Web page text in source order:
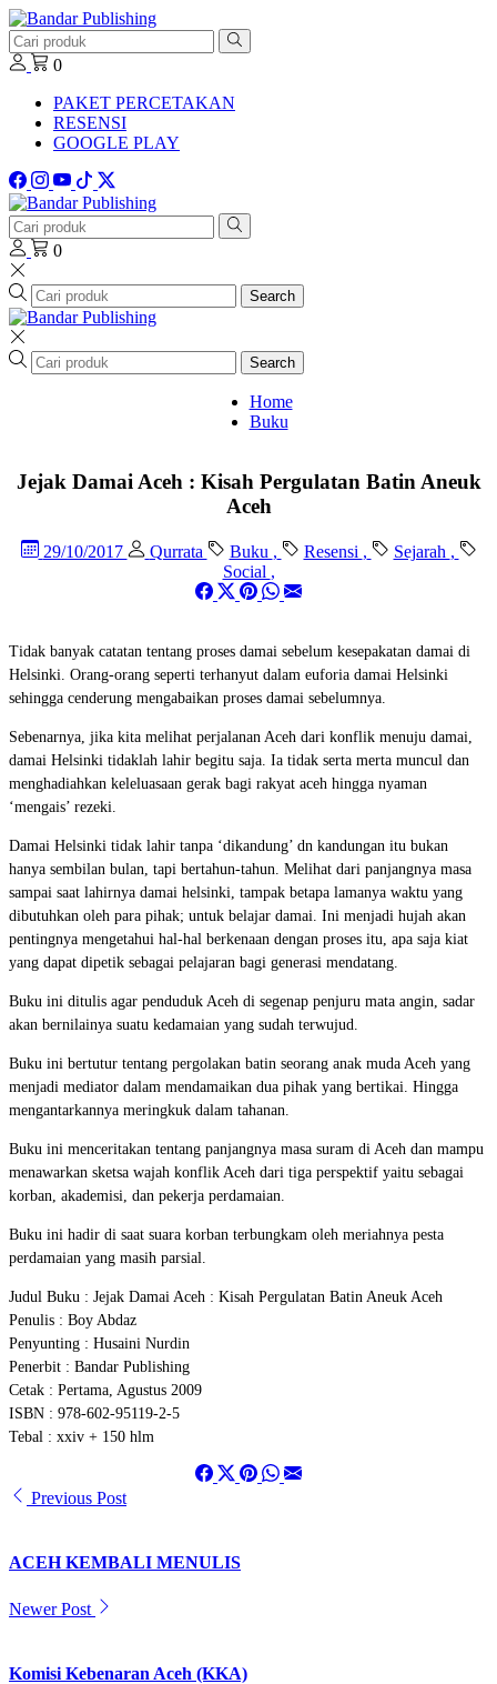
0
PAKET PERCETAKAN
RESENSI
GOOGLE PLAY
0
Search
Search
Home
Buku
Jejak Damai Aceh : Kisah Pergulatan Batin Aneuk
Aceh
29/10/2017 Qurrata Buku , Resensi , Sejarah ,
Social ,
Tidak banyak catatan tentang proses damai sebelum kesepakatan damai di
Helsinki. Orang-orang seperti terhanyut dalam euforia damai Helsinki
sehingga cenderung mengabaikan proses damai sebelumnya.
Sebenarnya, jika kita melihat perjalanan Aceh dari konflik menuju damai,
damai Helsinki tidaklah lahir begitu saja. Ia tidak serta merta muncul dan
menghadiahkan keleluasaan gerak bagi rakyat aceh hingga nyaman
‘mengais’ rezeki.
Damai Helsinki tidak lahir tanpa ‘dikandung’ dn kandungan itu bukan
hanya sembilan bulan, tapi bertahun-tahun. Melihat dari panjangnya masa
sampai saat lahirnya damai helsinki, tampak betapa lamanya waktu yang
dibutuhkan oleh para pihak; untuk belajar damai. Ini menjadi hujah akan
pentingnya mengetahui hal-hal berkenaan dengan proses itu, apa saja kiat
yang dapat dipetik sebagai pelajaran bagi generasi mendatang.
Buku ini ditulis agar penduduk Aceh di segenap penjuru mata angin, sadar
akan bernilainya suatu kedamaian yang sudah terwujud.
Buku ini bertutur tentang pergolakan batin seorang anak muda Aceh yang
menjadi mediator dalam mendamaikan dua pihak yang bertikai. Hingga
mengantarkannya meringkuk dalam tahanan.
Buku ini menceritakan tentang panjangnya masa suram di Aceh dan mampu
menawarkan sketsa wajah konflik Aceh dari tiga perspektif yaitu sebagai
korban, akademisi, dan pekerja perdamaian.
Buku ini hadir di saat suara korban terbungkam oleh meriahnya pesta
perdamaian yang masih parsial.
Judul Buku : Jejak Damai Aceh : Kisah Pergulatan Batin Aneuk Aceh
Penulis : Boy Abdaz
Penyunting : Husaini Nurdin
Penerbit : Bandar Publishing
Cetak : Pertama, Agustus 2009
ISBN : 978-602-95119-2-5
Tebal : xxiv + 150 hlm
Previous Post
ACEH KEMBALI MENULIS
Newer Post
Komisi Kebenaran Aceh (KKA)